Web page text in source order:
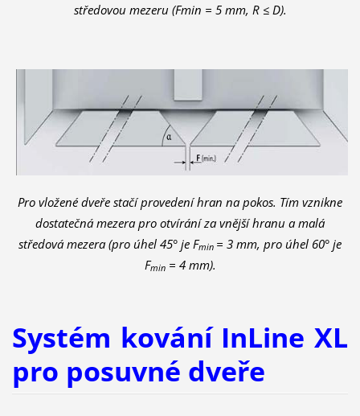
středovou mezeru (Fmin = 5 mm, R ≤ D).
Pro vložené dveře stačí provedení hran na pokos. Tím vznikne
dostatečná mezera pro otvírání za vnější hranu a malá
středová mezera (pro úhel 45° je Fmin = 3 mm, pro úhel 60° je
Fmin= 4 mm).
Systém kování InLine XL
pro posuvné dveře